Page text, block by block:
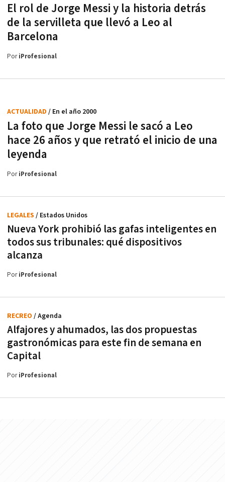
El rol de Jorge Messi y la historia detrás
de la servilleta que llevó a Leo al
Barcelona
PoriProfesional
La foto que Jorge Messi le sacó a Leo
hace 26 años y que retrató el inicio de una
leyenda
ACTUALIDAD / En el año 2000
PoriProfesional
Nueva York prohibió las gafas inteligentes en
todos sus tribunales: qué dispositivos
alcanza
LEGALES / Estados Unidos
PoriProfesional
Alfajores y ahumados, las dos propuestas
gastronómicas para este fin de semana en
Capital
RECREO / Agenda
PoriProfesional